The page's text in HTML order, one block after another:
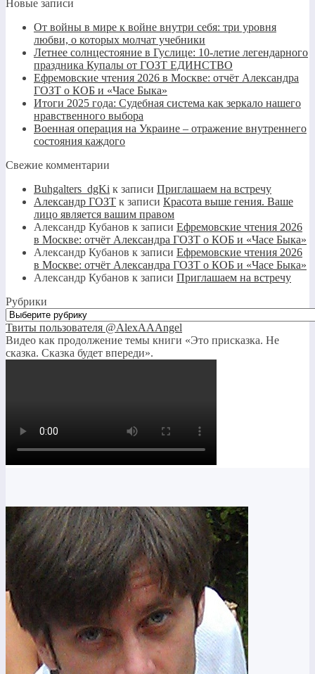
Новые записи
От войны в мире к войне внутри себя: три уровня
любви, о которых молчат учебники
Летнее солнцестояние в Гуслице: 10-летие легендарного
праздника Купалы от ГОЗТ ЕДИНСТВО
Ефремовские чтения 2026 в Москве: отчёт Александра
ГОЗТ о КОБ и «Часе Быка»
Итоги 2025 года: Судебная система как зеркало нашего
нравственного выбора
Военная операция на Украине – отражение внутреннего
состояния каждого
Свежие комментарии
Buhgalters_dgKi к записи Приглашаем на встречу
Александр ГОЗТ к записи Красота выше гения. Ваше
лицо является вашим правом
Александр Кубанов к записи Ефремовские чтения 2026
в Москве: отчёт Александра ГОЗТ о КОБ и «Часе Быка»
Александр Кубанов к записи Ефремовские чтения 2026
в Москве: отчёт Александра ГОЗТ о КОБ и «Часе Быка»
Александр Кубанов к записи Приглашаем на встречу
Рубрики
Рубрики
Твиты пользователя @AlexAAAngel
Видео как продолжение темы книги «Это присказка. Не
сказка. Сказка будет впереди».